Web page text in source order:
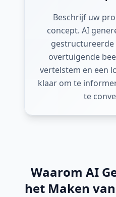
Beschrijf uw
concept. AI
overtuigende
vertelstem en een
klaar om te
te
Waarom AI
het Maken